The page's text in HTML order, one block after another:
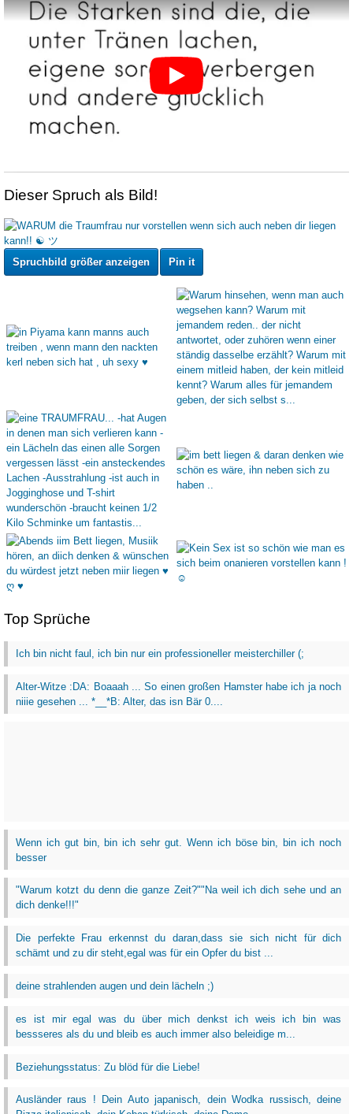
Dieser Spruch als Bild!
Spruchbild größer anzeigen Pin it
Top Sprüche
Ich bin nicht faul, ich bin nur ein professioneller meisterchiller (;
Alter-Witze :DA: Boaaah ... So einen großen Hamster habe ich ja noch
niiie gesehen ... *__*B: Alter, das isn Bär 0....
Wenn ich gut bin, bin ich sehr gut. Wenn ich böse bin, bin ich noch
besser
"Warum kotzt du denn die ganze Zeit?""Na weil ich dich sehe und an
dich denke!!!"
Die perfekte Frau erkennst du daran,dass sie sich nicht für dich
schämt und zu dir steht,egal was für ein Opfer du bist ...
deine strahlenden augen und dein lächeln ;)
es ist mir egal was du über mich denkst ich weis ich bin was
bessseres als du und bleib es auch immer also beleidige m...
Beziehungsstatus: Zu blöd für die Liebe!
Ausländer raus ! Dein Auto japanisch, dein Wodka russisch, deine